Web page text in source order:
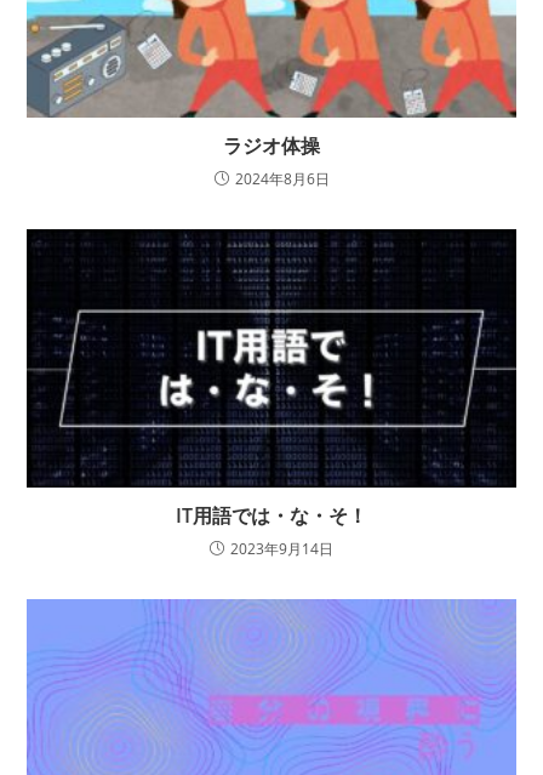
ラジオ体操
2024年8月6日
IT用語では・な・そ！
2023年9月14日